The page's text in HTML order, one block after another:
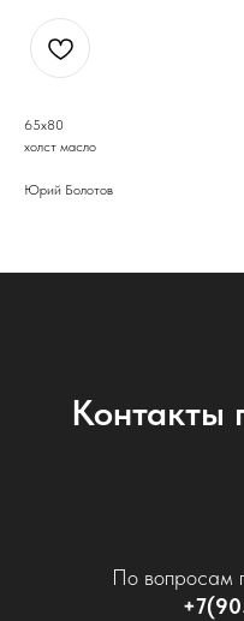
65х80
холст масло
Юрий Болотов
Контакты
По вопросам